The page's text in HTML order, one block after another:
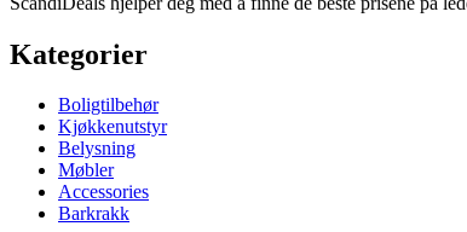
Kategorier
Boligtilbehør
Kjøkkenutstyr
Belysning
Møbler
Accessories
Barkrakk